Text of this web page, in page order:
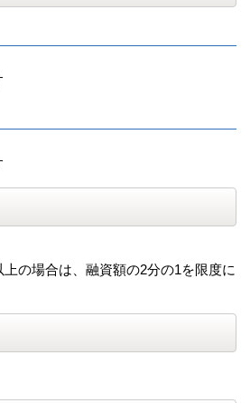
の場合は、融資額の2分の1を限度に